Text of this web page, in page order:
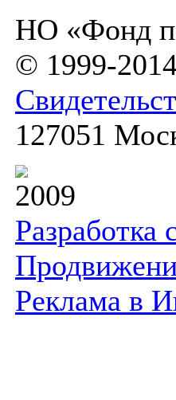
НО «Фонд
© 1999-
127051
2009
Разработка
Реклама в